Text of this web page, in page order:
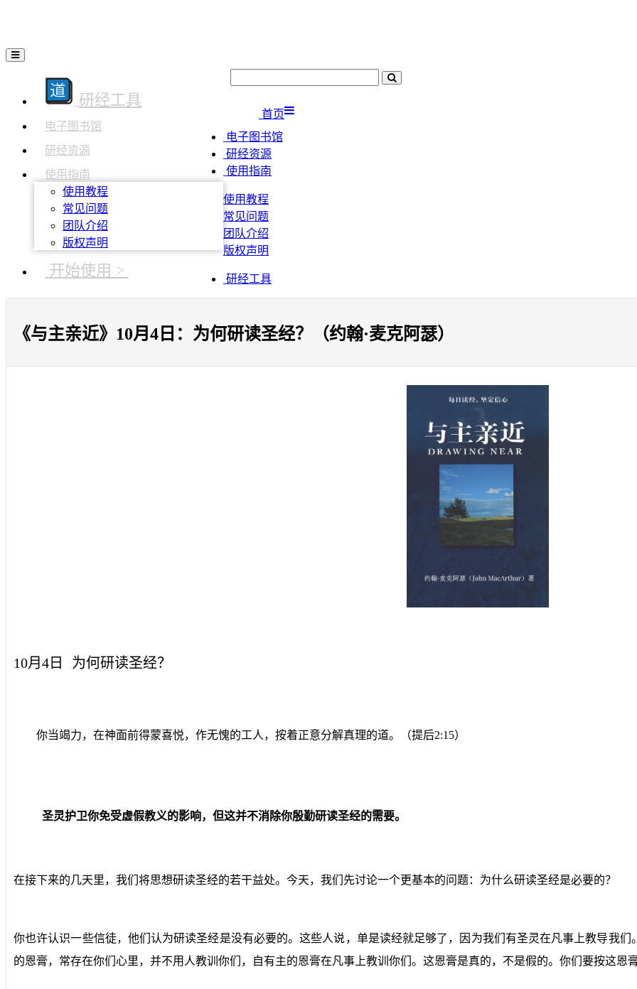
研经工具
电子图书馆
研经资源
使用指南
使用教程
常见问题
团队介绍
版权声明
开始使用 >
首页
电子图书馆
研经资源
使用指南
使用教程
常见问题
团队介绍
版权声明
研经工具
《与主亲近》10月4日：为何研读圣经？（约翰·麦克阿瑟）
10月4日 为何研读圣经？
你当竭力，在神面前得蒙喜悦，作无愧的工人，按着正意分解真理的道。（提后2:15）
圣灵护卫你免受虚假教义的影响，但这并不消除你殷勤研读圣经的需要。
在接下来的几天里，我们将思想研读圣经的若干益处。今天，我们先讨论一个更基本的问题：为什么研读圣经是必要的？
你也许认识一些信徒，他们认为研读圣经是没有必要的。这些人说，单是读经就足够了，因为我们有圣灵在凡事上教导我
的恩膏，常存在你们心里，并不用人教训你们，自有主的恩膏在凡事上教训你们。这恩膏是真的，不是假的。你们要按这恩